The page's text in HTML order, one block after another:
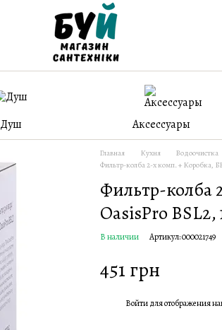
Душ Аксессуары
Главная Кухня Водоочистка
Фильтр-колба 2-х комп. + Коробка,
Фильтр-колба
OasisPro BSL2,
В наличии Артикул: 000021749
451 грн
Войтидля отображения